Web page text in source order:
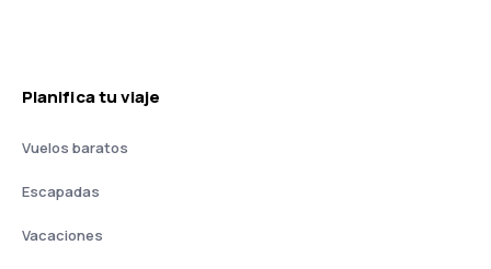
Planifica tu viaje
Vuelos baratos
Escapadas
Vacaciones